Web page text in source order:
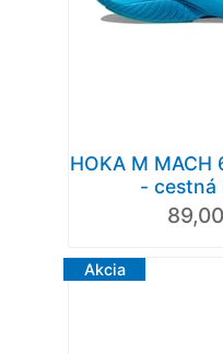
HOKA M
- cestná
Akcia